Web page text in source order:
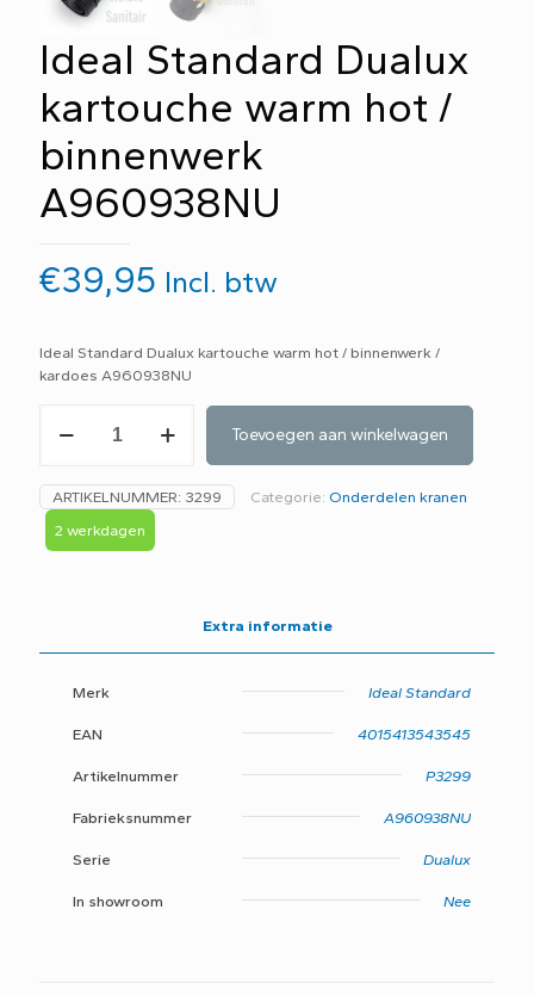
Ideal Standard Dualux
kartouche warm hot /
binnenwerk
A960938NU
€39,95 Incl. btw
Ideal Standard Dualux kartouche warm hot / binnenwerk /
kardoes A960938NU
Standard
kartouche
warm
hot
Toevoegen aan winkelwagen
ARTIKELNUMMER: 3299 Categorie: Onderdelen kranen
2 werkdagen
Extra informatie
Merk Ideal Standard
EAN 4015413543545
Artikelnummer P3299
Fabrieksnummer A960938NU
Serie Dualux
In showroom Nee